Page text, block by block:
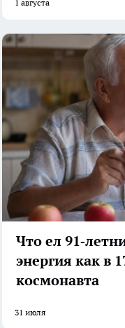
1 августа
Что ел
энергия как в
космонавта
31 июля